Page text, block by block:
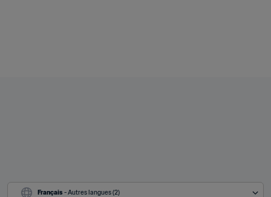
Français - Autres langues (2)